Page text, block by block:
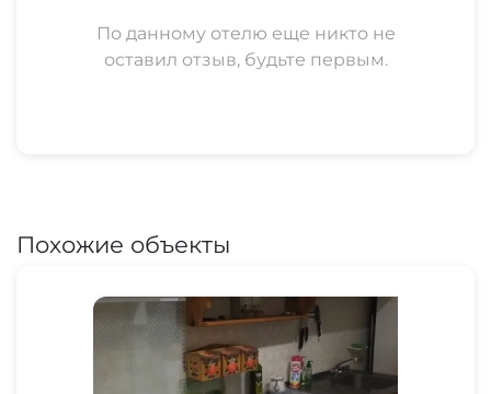
По данному отелю еще никто не
оставил отзыв, будьте первым.
Похожие объекты